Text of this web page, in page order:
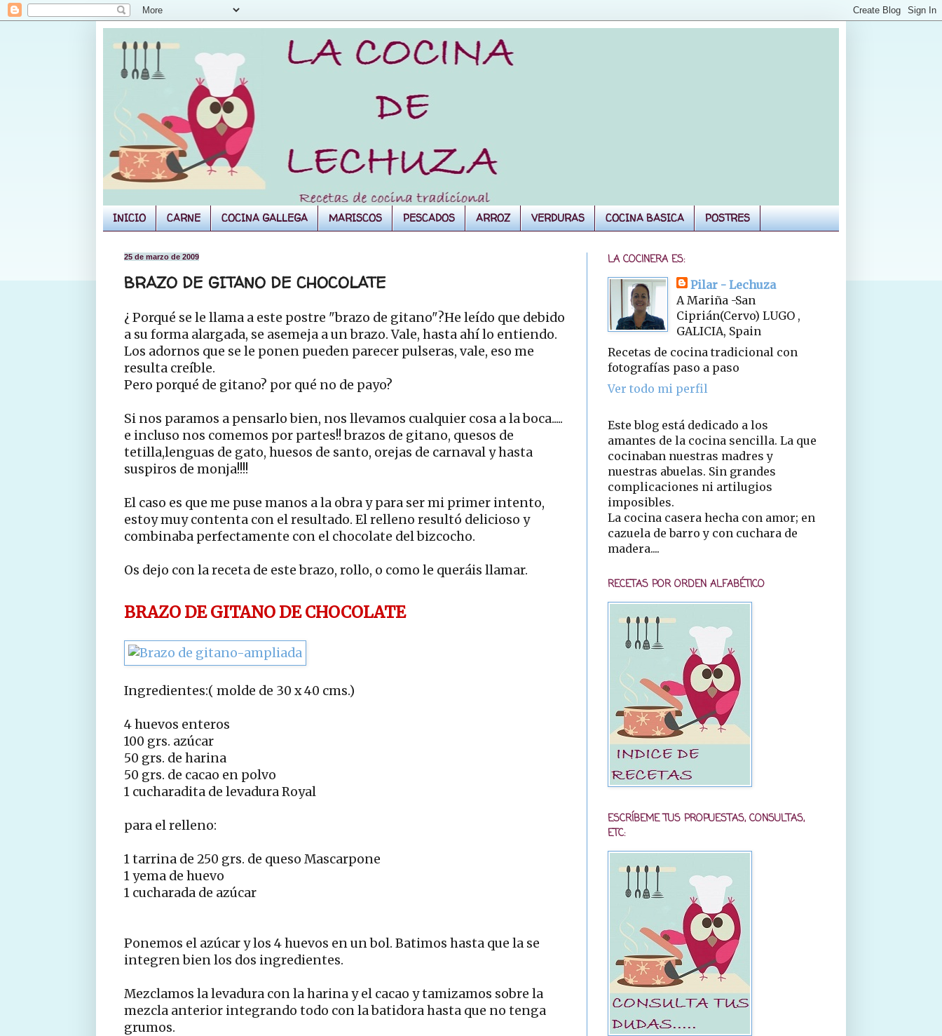
INICIO CARNE COCINA GALLEGA MARISCOS PESCADOS ARROZ VERDURAS COCINA BASICA POSTRES
25 de marzo de 2009
BRAZO DE GITANO DE CHOCOLATE
¿ Porqué se le llama a este postre "brazo de gitano"?He leído que debido
a su forma alargada, se asemeja a un brazo. Vale, hasta ahí lo entiendo.
Los adornos que se le ponen pueden parecer pulseras, vale, eso me
resulta creíble.
Pero porqué de gitano? por qué no de payo?
Si nos paramos a pensarlo bien, nos llevamos cualquier cosa a la boca.....
e incluso nos comemos por partes!! brazos de gitano, quesos de
tetilla,lenguas de gato, huesos de santo, orejas de carnaval y hasta
suspiros de monja!!!!
El caso es que me puse manos a la obra y para ser mi primer intento,
estoy muy contenta con el resultado. El relleno resultó delicioso y
combinaba perfectamente con el chocolate del bizcocho.
Os dejo con la receta de este brazo, rollo, o como le queráis llamar.
BRAZO DE GITANO DE CHOCOLATE
Ingredientes:( molde de 30 x 40 cms.)
4 huevos enteros
100 grs. azúcar
50 grs. de harina
50 grs. de cacao en polvo
1 cucharadita de levadura Royal
para el relleno:
1 tarrina de 250 grs. de queso Mascarpone
1 yema de huevo
1 cucharada de azúcar
Ponemos el azúcar y los 4 huevos en un bol. Batimos hasta que la se
integren bien los dos ingredientes.
Mezclamos la levadura con la harina y el cacao y tamizamos sobre la
mezcla anterior integrando todo con la batidora hasta que no tenga
grumos.
LA COCINERA ES:
Pilar - Lechuza
A Mariña -San
Ciprián(Cervo) LUGO ,
GALICIA, Spain
Recetas de cocina tradicional con
fotografías paso a paso
Ver todo mi perfil
Este blog está dedicado a los
amantes de la cocina sencilla. La que
cocinaban nuestras madres y
nuestras abuelas. Sin grandes
complicaciones ni artilugios
imposibles.
La cocina casera hecha con amor; en
cazuela de barro y con cuchara de
madera....
RECETAS POR ORDEN ALFABÉTICO
ESCRÍBEME TUS PROPUESTAS, CONSULTAS,
ETC: